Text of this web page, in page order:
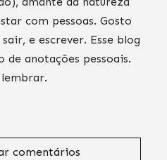
com pessoas. Gosto
e escrever. Esse blog
de anotações pessoais.
comentários